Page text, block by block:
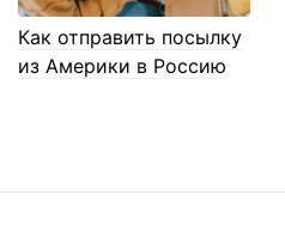
Как отправить посылку
из Америки в Россию